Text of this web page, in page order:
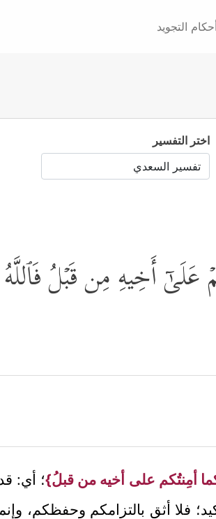
أحكام التجويد
اختر التفسير
عَلَىٰۤ أَخِیهِ مِن قَبۡلُ
أمِنتُكم على أخيه من قبلُ}؛ أي:
فلا أثق بالتزامكم وحفظكم،